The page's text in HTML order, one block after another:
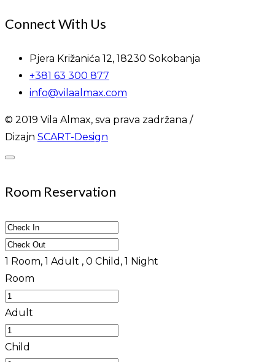
Connect With Us
Pjera Križanića 12, 18230 Sokobanja
+381 63 300 877
info@vilaalmax.com
© 2019 Vila Almax, sva prava zadržana /
Dizajn SCART-Design
Room Reservation
1 Room, 1 Adult , 0 Child, 1 Night
Room
Adult
Child